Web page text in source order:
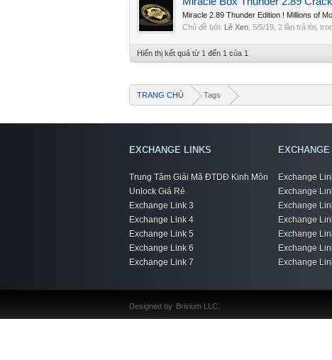
Miracle 2.89 Thunder Edition ! Millions of
Chủ đề bởi: Lê Xen 5/5/19 , 2 lần trả lời,
Hiển thị kết quả từ 1 đến 1 của 1
TRANG CHỦ Tags
EXCHANGE LINKS
Trung Tâm Giải Mã ĐTDĐ Kinh Môn
Unlock Giá Rẻ
Exchange Link 3
Exchange Link 4
Exchange Link 5
Exchange Link 6
Exchange Link 7
Exchange
Exchange
Exchange
Exchange
Exchange
Exchange
Exchange
Designed by Brivium LLC.